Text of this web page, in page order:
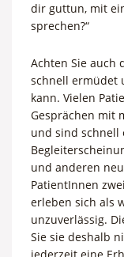
dir guttun, mit
sprechen?“
Achten Sie auch
schnell ermüdet
kann. Vielen
Gesprächen mit
und sind schnell
und anderen
PatientInnen
erleben sich als
unzuverlässig.
Sie sie deshalb